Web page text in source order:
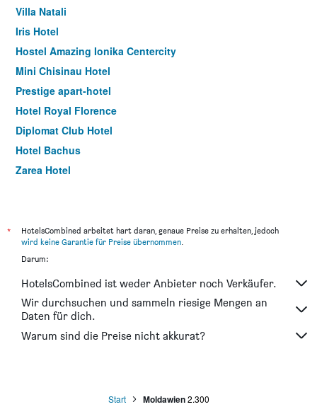
Villa Natali
Iris Hotel
Hostel Amazing Ionika Centercity
Mini Chisinau Hotel
Prestige apart-hotel
Hotel Royal Florence
Diplomat Club Hotel
Hotel Bachus
Zarea Hotel
Hotel Turist
Lidolux
Dendrarium Park Aparthotel
*
HotelsCombined arbeitet hart daran, genaue Preise zu erhalten, jedoch
wird keine Garantie für Preise übernommen.
Darum:
HotelsCombined ist weder Anbieter noch Verkäufer.
Wir durchsuchen und sammeln riesige Mengen an
Daten für dich.
Warum sind die Preise nicht akkurat?
Start Moldawien 2.300